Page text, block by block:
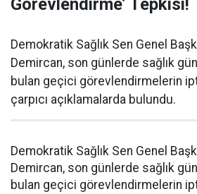
Görevlendirme’ Tepkisi!
Demokratik Sağlık Sen Genel
Demircan, son günlerde sağlık
bulan geçici görevlendirmelerin
çarpıcı açıklamalarda bulundu.
Demokratik Sağlık Sen Genel
Demircan, son günlerde sağlık
bulan geçici görevlendirmelerin